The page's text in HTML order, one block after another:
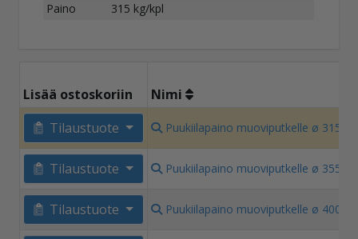
Paino
315 kg/kpl
Lisää ostoskoriin Nimi
Tilaustuote Puukiilapaino muoviputkelle ø 315
Tilaustuote Puukiilapaino muoviputkelle ø 355
Tilaustuote Puukiilapaino muoviputkelle ø 400